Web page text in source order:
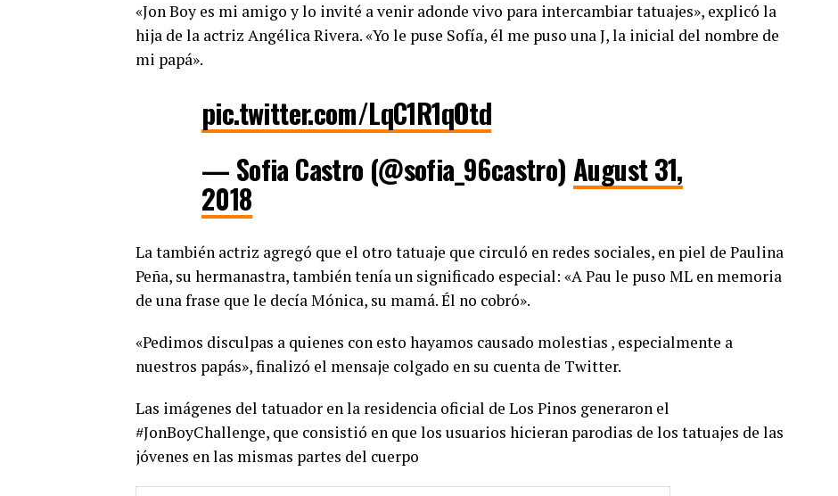
«Jon Boy es mi amigo y lo invité a venir adonde vivo para intercambiar tatuajes», explicó la
hija de la actriz Angélica Rivera. «Yo le puse Sofía, él me puso una J, la inicial del nombre de
mi papá».
pic.twitter.com/LqC1R1qOtd
— Sofia Castro (@sofia_96castro) August 31,
2018
La también actriz agregó que el otro tatuaje que circuló en redes sociales, en piel de Paulina
Peña, su hermanastra, también tenía un significado especial: «A Pau le puso ML en memoria
de una frase que le decía Mónica, su mamá. Él no cobró».
«Pedimos disculpas a quienes con esto hayamos causado molestias , especialmente a
nuestros papás», finalizó el mensaje colgado en su cuenta de Twitter.
Las imágenes del tatuador en la residencia oficial de Los Pinos generaron el
#JonBoyChallenge, que consistió en que los usuarios hicieran parodias de los tatuajes de las
jóvenes en las mismas partes del cuerpo